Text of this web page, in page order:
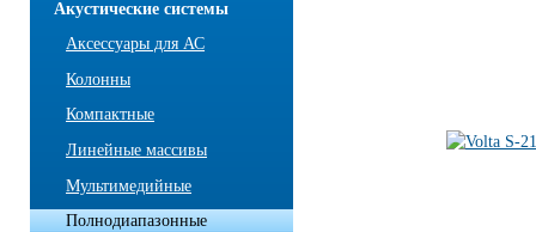
Акустические системы
Аксессуары для АС
Колонны
Компактные
Линейные массивы
Мультимедийные
Полнодиапазонные